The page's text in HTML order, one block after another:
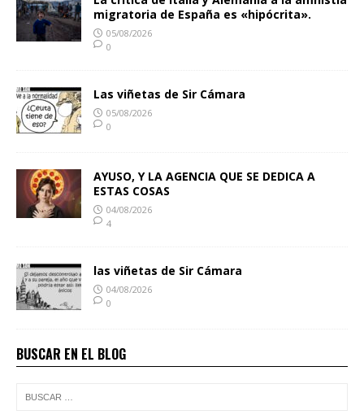
migratoria de España es «hipócrita».
05/08/2026
0
Las viñetas de Sir Cámara
05/08/2026
0
AYUSO, Y LA AGENCIA QUE SE DEDICA A
ESTAS COSAS
04/08/2026
4
las viñetas de Sir Cámara
04/08/2026
0
BUSCAR EN EL BLOG